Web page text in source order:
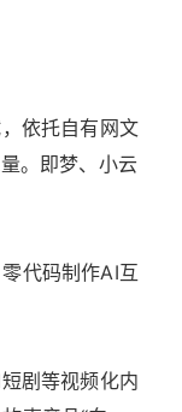
依托自有网文
。即梦、小云
代码制作AI互
剧等视频化内